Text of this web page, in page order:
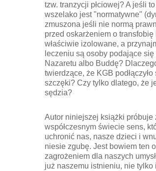
tzw. tranzycji płciowej? A jeśli
wszelako jest "normatywne"
zmuszona jeśli nie normą
przed oskarżeniem o transfobię
właściwie izolowane, a
leczeniu są osoby podające
Nazaretu albo Buddę?
twierdzące, że KGB
szczęki? Czy tylko dlatego, że
sędzia?
Autor niniejszej książki próbuje
współczesnym świecie sens,
uchronić nas, nasze dzieci i
niesie zgubę. Jest bowiem ten
zagrożeniem dla naszych
już naszemu istnieniu, nie